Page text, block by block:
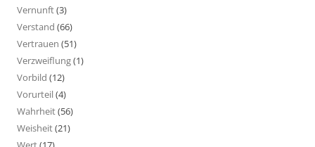
Vernunft(3)
Verstand (66)
Vertrauen (51)
Verzweiflung(1)
Vorbild (12)
Vorurteil(4)
Wahrheit(56)
Weisheit(21)